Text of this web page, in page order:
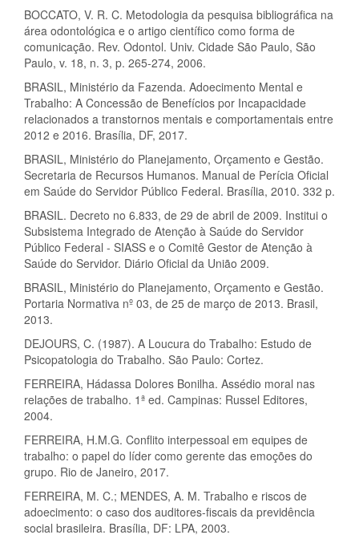
BOCCATO, V. R. C. Metodologia da pesquisa bibliográfica na
área odontológica e o artigo científico como forma de
comunicação. Rev. Odontol. Univ. Cidade São Paulo, São
Paulo, v. 18, n. 3, p. 265-274, 2006.
BRASIL, Ministério da Fazenda. Adoecimento Mental e
Trabalho: A Concessão de Benefícios por Incapacidade
relacionados a transtornos mentais e comportamentais entre
2012 e 2016. Brasília, DF, 2017.
BRASIL, Ministério do Planejamento, Orçamento e Gestão.
Secretaria de Recursos Humanos. Manual de Perícia Oficial
em Saúde do Servidor Público Federal. Brasília, 2010. 332 p.
BRASIL. Decreto no 6.833, de 29 de abril de 2009. Institui o
Subsistema Integrado de Atenção à Saúde do Servidor
Público Federal - SIASS e o Comitê Gestor de Atenção à
Saúde do Servidor. Diário Oficial da União 2009.
BRASIL, Ministério do Planejamento, Orçamento e Gestão.
Portaria Normativa nº 03, de 25 de março de 2013. Brasil,
2013.
DEJOURS, C. (1987). A Loucura do Trabalho: Estudo de
Psicopatologia do Trabalho. São Paulo: Cortez.
FERREIRA, Hádassa Dolores Bonilha. Assédio moral nas
relações de trabalho. 1ª ed. Campinas: Russel Editores,
2004.
FERREIRA, H.M.G. Conflito interpessoal em equipes de
trabalho: o papel do líder como gerente das emoções do
grupo. Rio de Janeiro, 2017.
FERREIRA, M. C.; MENDES, A. M. Trabalho e riscos de
adoecimento: o caso dos auditores-fiscais da previdência
social brasileira. Brasília, DF: LPA, 2003.